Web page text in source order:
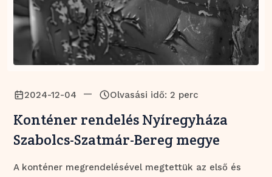
2024-12-04 — Olvasási idő: 2 perc
Konténer rendelés Nyíregyháza
Szabolcs-Szatmár-Bereg megye
A konténer megrendelésével megtettük az első és